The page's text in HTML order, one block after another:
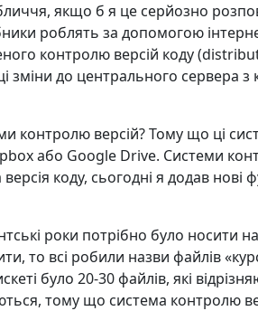
якщо б я це серйозно
роблять за допомогою
контролю версій коду
зміни до центрального сервера
контролю версій? Тому що ці
або Google Drive. Системи
коду, сьогодні я додав
роки потрібно було носити
то всі робили назви файлів
було 20-30 файлів, які
тому що система контролю